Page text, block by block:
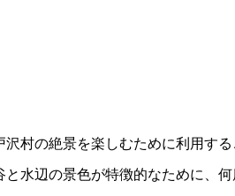
沢村の絶景を楽しむために利用す
と水辺の景色が特徴的なために、